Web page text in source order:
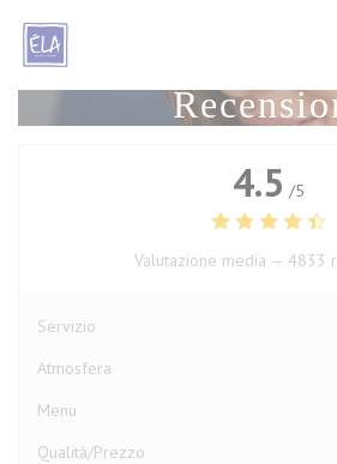
Personalizzazione delle tue scelte sui
4.5 /5
Valutazione media — 4833
Servizio
Atmosfera
Menu
Qualità/Prezzo